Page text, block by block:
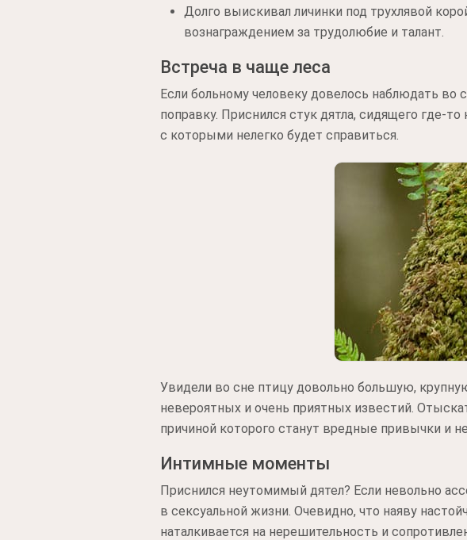
Долго выискивал личинки под трухлявой
вознаграждением за трудолюбие и талант.
Встреча в чаще леса
Если больному человеку довелось наблюдать во
поправку. Приснился стук дятла, сидящего где-
с которыми нелегко будет справиться.
Увидели во сне птицу довольно большую,
невероятных и очень приятных известий.
причиной которого станут вредные привычки и
Интимные моменты
Приснился неутомимый дятел? Если невольно
в сексуальной жизни. Очевидно, что наяву
наталкивается на нерешительность и